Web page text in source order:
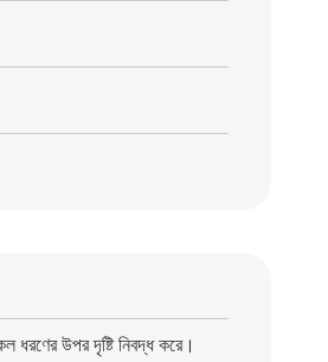
ধরণের উপর দৃষ্টি নিবদ্ধ করে।